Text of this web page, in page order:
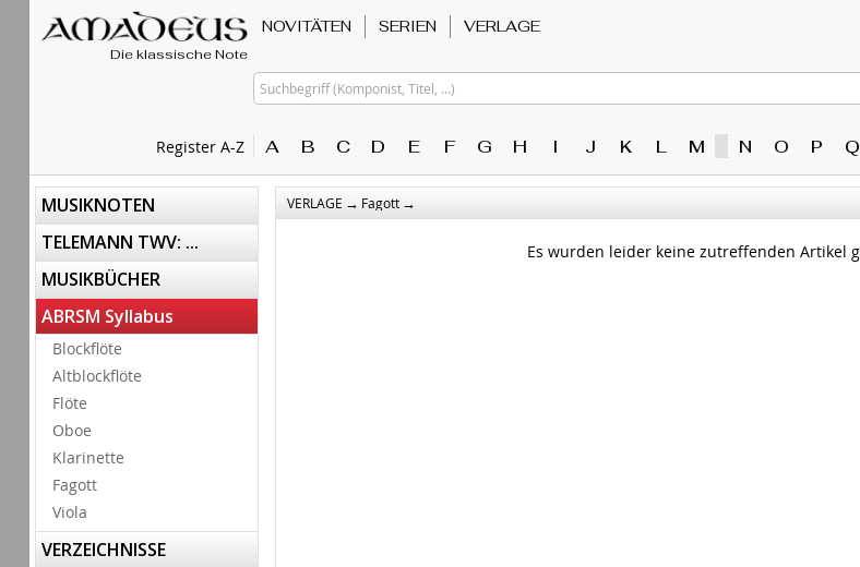
Die klassische Note
Register A-Z
NOVITÄTEN SERIEN VERLAGE
Suchbegriff (Komponist, Titel, ...)
A B C D E F G H I J K L M N O P Q
MUSIKNOTEN
TELEMANN TWV: ...
MUSIKBÜCHER
ABRSM Syllabus
Blockflöte
Altblockflöte
Flöte
Oboe
Klarinette
Fagott
Viola
VERZEICHNISSE
VERLAGE → Fagott →
Es wurden leider keine zutreffenden Artikel